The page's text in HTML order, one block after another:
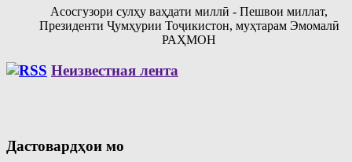
Асосгузори сулҳу ваҳдати миллӣ - Пешвои миллат,
Президенти Ҷумҳурии Тоҷикистон, муҳтарам Эмомалӣ
РАҲМОН
Неизвестная лента
Дастовардҳои мо